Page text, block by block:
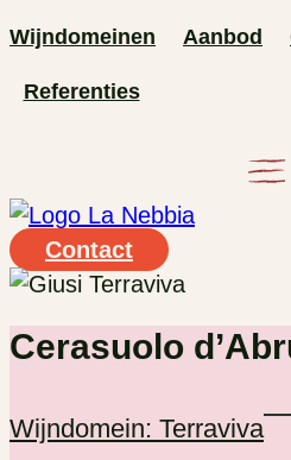
Ga
de
Wijndomeinen Aanbod
Referenties
Contact
Cerasuolo
Wijndomein: Terraviva